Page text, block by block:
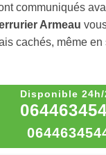
communiqués
Armeau
cachés, même en